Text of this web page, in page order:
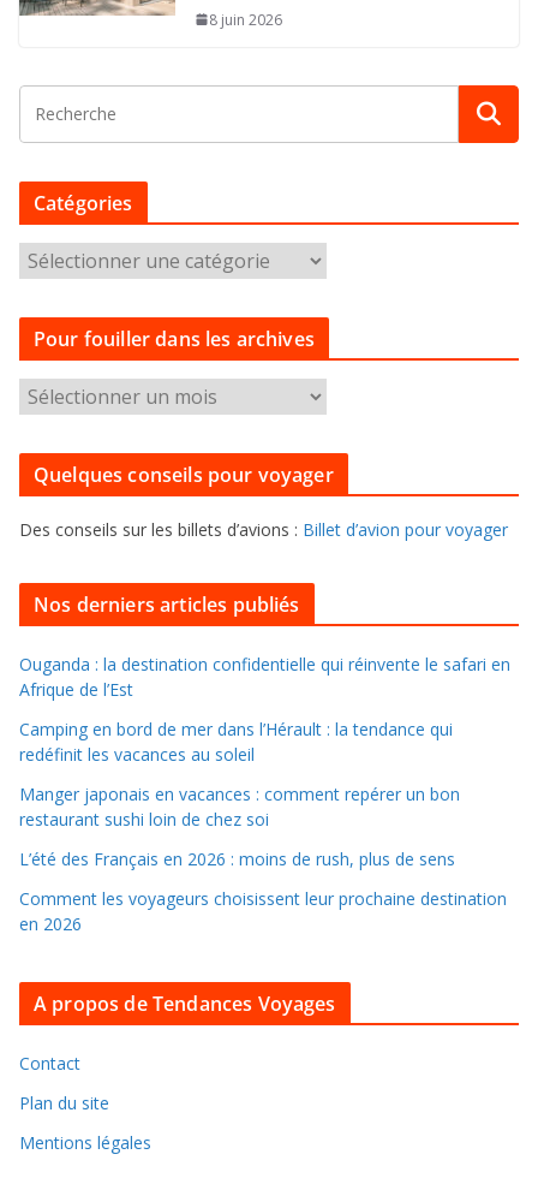
8 juin 2026
Catégories
a
t
g
e
s
Pour fouiller dans les archives
o
u
o
l
l
e
r
d
n
l
e
s
c
h
v
e
Quelques conseils pour voyager
Des conseils sur les billets d’avions : Billet d’avion pour voyager
Nos derniers articles publiés
Ouganda : la destination confidentielle qui réinvente le safari en
Afrique de l’Est
Camping en bord de mer dans l’Hérault : la tendance qui
redéfinit les vacances au soleil
Manger japonais en vacances : comment repérer un bon
restaurant sushi loin de chez soi
L’été des Français en 2026 : moins de rush, plus de sens
Comment les voyageurs choisissent leur prochaine destination
en 2026
A propos de Tendances Voyages
Contact
Plan du site
Mentions légales